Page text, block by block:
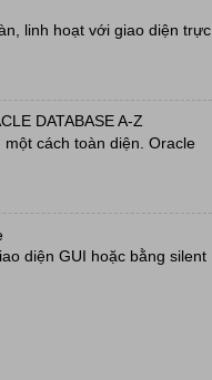
linh hoạt với giao diện trực
DATABASE A-Z
cách toàn diện. Oracle
diện GUI hoặc bằng silent